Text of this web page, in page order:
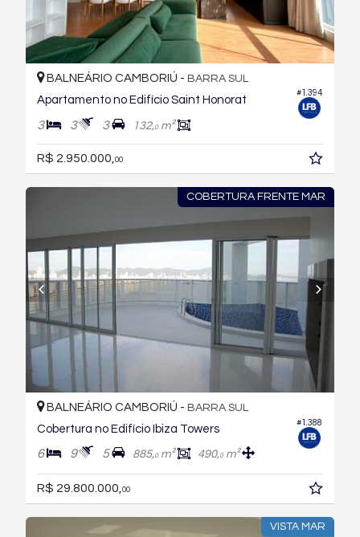
#1.394
BALNEÁRIO CAMBORIÚ - BARRA SUL
Apartamento no Edifício Saint Honorat
3 3 3 132,0m²
R$ 2.950.000, 00
COBERTURA FRENTE MAR
#1.388
BALNEÁRIO CAMBORIÚ - BARRA SUL
Cobertura no Edifício Ibiza Towers
6 9 5 885,0m² 490,0m²
R$ 29.800.000,00
VISTA MAR